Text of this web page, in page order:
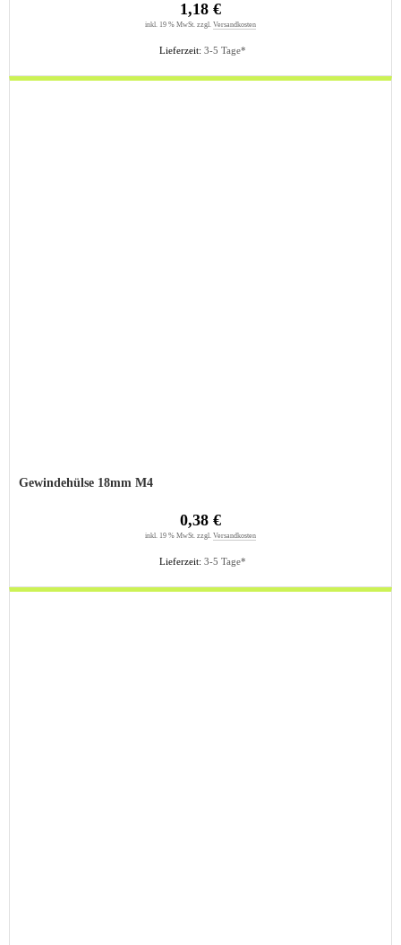
Lieferzeit: 3-5 Tage*
1,18 €
inkl. 19 % MwSt. zzgl. Versandkosten
Gewindehülse 18mm M4
Lieferzeit: 3-5 Tage*
0,38 €
inkl. 19 % MwSt. zzgl. Versandkosten